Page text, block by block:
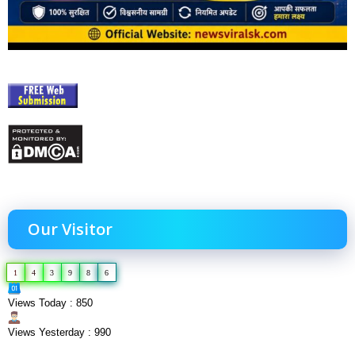
Our Visitor
1 4 3 9 8 6
Views Today : 850
Views Yesterday : 990